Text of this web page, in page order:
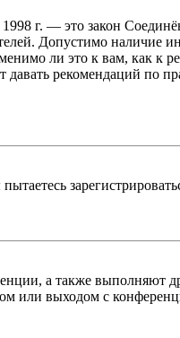
г. — это закон
Допустимо наличие
ли это к вам, как к
рекомендаций по
а также
или выходом с